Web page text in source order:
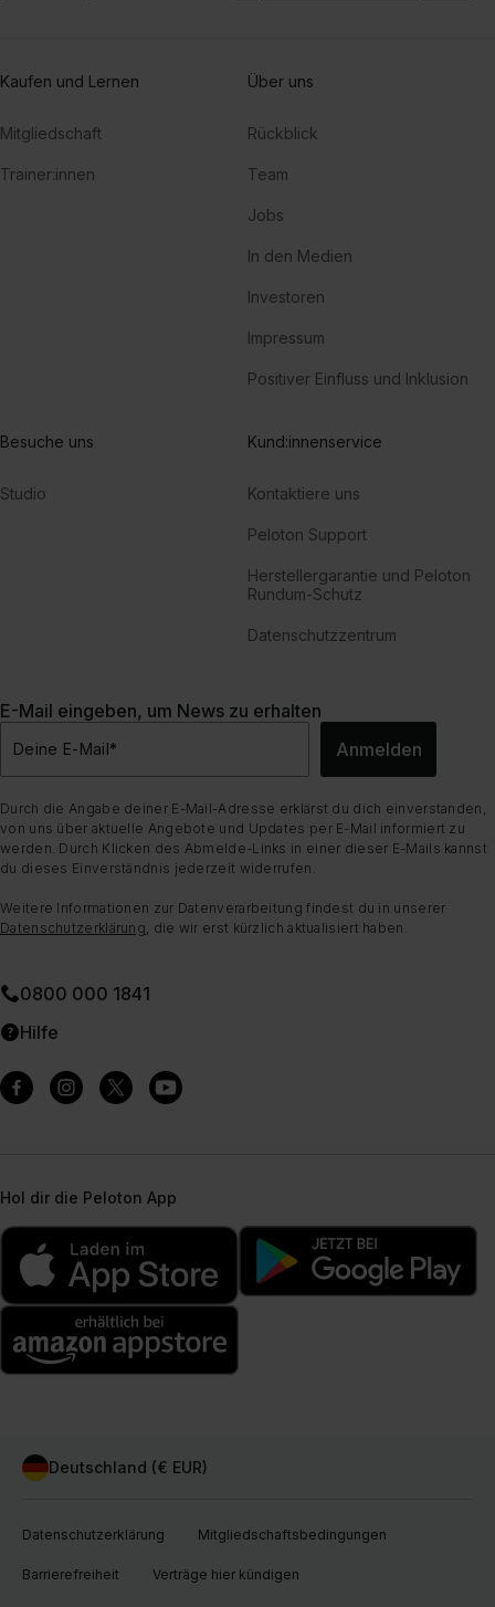
Kaufen und Lernen
Mitgliedschaft
Trainer:innen
Über uns
Rückblick
Team
Jobs
In den Medien
Investoren
Impressum
Positiver Einfluss und Inklusion
Besuche uns
Studio
Kund:innenservice
Kontaktiere uns
Peloton Support
Herstellergarantie und Peloton
Rundum-Schutz
Datenschutzzentrum
E-Mail eingeben, um News zu erhalten
Deine E-Mail* Anmelden
Durch die Angabe deiner E-Mail-Adresse erklärst du dich einverstanden,
von uns über aktuelle Angebote und Updates per E-Mail informiert zu
werden. Durch Klicken des Abmelde-Links in einer dieser E-Mails kannst
du dieses Einverständnis jederzeit widerrufen.
Weitere Informationen zur Datenverarbeitung findest du in unserer
Datenschutzerklärung , die wir erst kürzlich aktualisiert haben.
0800 000 1841
Hilfe
Hol dir die Peloton App
Deutschland (€ EUR)
Datenschutzerklärung Mitgliedschaftsbedingungen
Barrierefreiheit Verträge hier kündigen